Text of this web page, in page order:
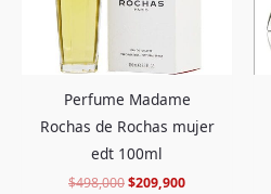
Perfume Madame
Rochas de Rochas mujer
edt 100ml
$498,000$209,900